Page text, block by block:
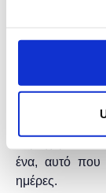
τουMicrosoft
* Τα
ένα, αυτό που
ημέρες.